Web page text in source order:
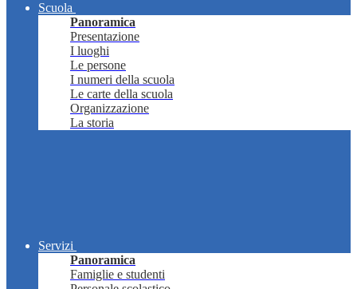
Scuola
Panoramica
Presentazione
I luoghi
Le persone
I numeri della scuola
Le carte della scuola
Organizzazione
La storia
Servizi
Panoramica
Famiglie e studenti